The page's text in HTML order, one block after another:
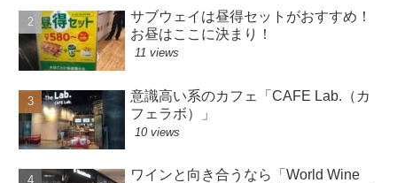
サブウェイは昼得セットがおすすめ！
お昼はここに決まり！
11 views
意識高い系のカフェ「CAFE Lab.（カ
フェラボ）」
10 views
ワインと向き合うなら「World Wine